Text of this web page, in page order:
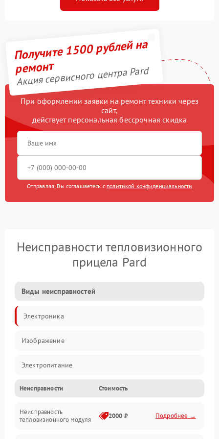
Получите 1500 рублей на
ремонт
Акция сервисного центра Pard
При оформлении заявки на ремонт техники через
сайт,
действует персональная бессрочная скидка
Отправляя, Вы соглашаетесь с политикой конфиденциальности
Неисправности тепловизионного
прицела Pard
Виды неисправностей
Электроника
Изображение
Электропитание
Измерения
Матрица
Неисправности Стоимость
Неисправность
тепловизионного модуля
2000 ₽ Подробнее →